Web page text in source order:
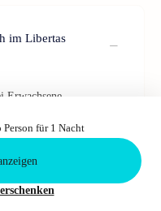
im Libertas
Erwachsene
Person für 1 Nacht